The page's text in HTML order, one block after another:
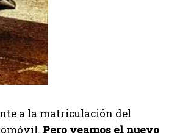
a la matriculación del
Pero veamos el nuevo